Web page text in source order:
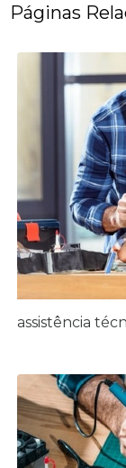
Páginas
assistência